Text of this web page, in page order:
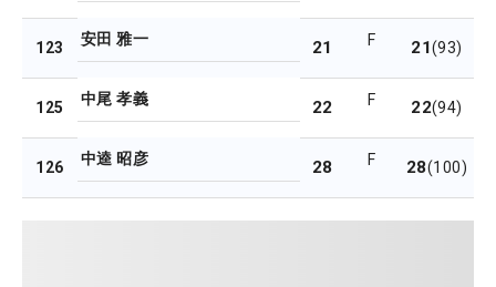
123 安田 雅一 21 F 21(93)
125 中尾 孝義 22 F 22(94)
126 中逵 昭彦 28 F 28(100)